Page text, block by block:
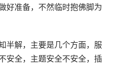
好准备，不然临时抱佛脚为
半解，主要是几个方面，服
安全，主题安全不安全，插